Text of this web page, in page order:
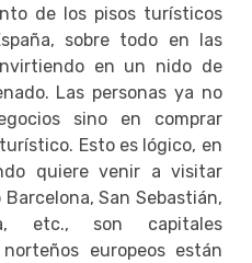
de los pisos turísticos
sobre todo en las
en un nido de
Las personas ya no
sino en comprar
Esto es lógico, en
quiere venir a visitar
San Sebastián,
etc., son capitales
europeos están